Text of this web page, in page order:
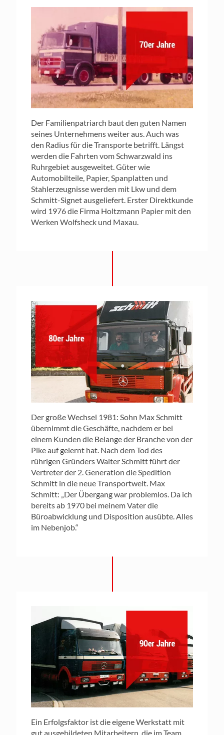
Der Familienpatriarch baut den guten Namen
seines Unternehmens weiter aus. Auch was
den Radius für die Transporte betrifft. Längst
werden die Fahrten vom Schwarzwald ins
Ruhrgebiet ausgeweitet. Güter wie
Automobilteile, Papier, Spanplatten und
Stahlerzeugnisse werden mit Lkw und dem
Schmitt-Signet ausgeliefert. Erster Direktkunde
wird 1976 die Firma Holtzmann Papier mit den
Werken Wolfsheck und Maxau.
Der große Wechsel 1981: Sohn Max Schmitt
übernimmt die Geschäfte, nachdem er bei
einem Kunden die Belange der Branche von der
Pike auf gelernt hat. Nach dem Tod des
rührigen Gründers Walter Schmitt führt der
Vertreter der 2. Generation die Spedition
Schmitt in die neue Transportwelt. Max
Schmitt: „Der Übergang war problemlos. Da ich
bereits ab 1970 bei meinem Vater die
Büroabwicklung und Disposition ausübte. Alles
im Nebenjob.“
Ein Erfolgsfaktor ist die eigene Werkstatt mit
gut ausgebildeten Mitarbeitern, die im Team